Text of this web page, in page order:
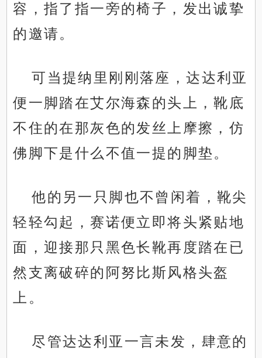
容，指了指一旁的椅子，发出诚挚
的邀请。
可当提纳里刚刚落座，达达利亚
便一脚踏在艾尔海森的头上，靴底
不住的在那灰色的发丝上摩擦，仿
佛脚下是什么不值一提的脚垫。
他的另一只脚也不曾闲着，靴尖
轻轻勾起，赛诺便立即将头紧贴地
面，迎接那只黑色长靴再度踏在已
然支离破碎的阿努比斯风格头盔
上。
尽管达达利亚一言未发，肆意的